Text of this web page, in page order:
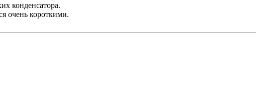
конденсатора.
очень короткими.